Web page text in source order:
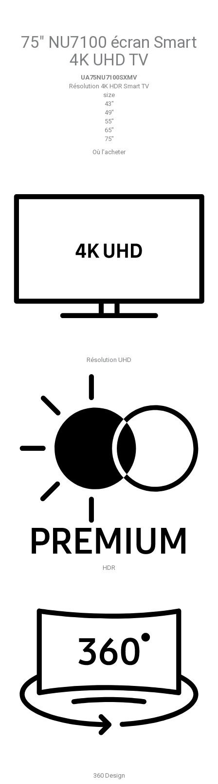
75" NU7100 écran Smart
4K UHD TV
UA75NU7100SXMV
Résolution 4K HDR Smart TV
size
43"
49"
55"
65"
75"
Où l’acheter
Résolution UHD
HDR
360 Design